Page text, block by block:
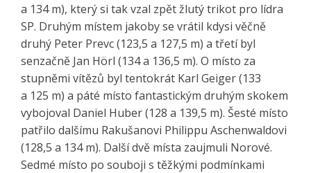
a 134 m), který si tak vzal zpět žlutý trikot pro lídra
SP. Druhým místem jakoby se vrátil kdysi věčně
druhý Peter Prevc (123,5 a 127,5 m) a třetí byl
senzačně Jan Hörl (134 a 136,5 m). O místo za
stupněmi vítězů byl tentokrát Karl Geiger (133
a 125 m) a páté místo fantastickým druhým skokem
vybojoval Daniel Huber (128 a 139,5 m). Šesté místo
patřilo dalšímu Rakušanovi Philippu Aschenwaldovi
(128,5 a 134 m). Další dvě místa zaujmuli Norové.
Sedmé místo po souboji s těžkými podmínkami